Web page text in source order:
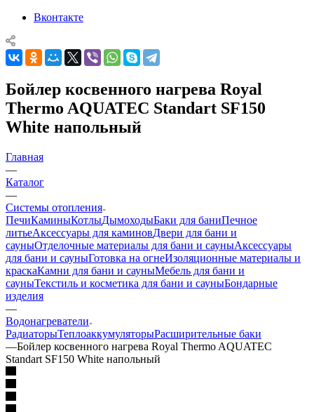
Вконтакте
Бойлер косвенного нагрева Royal
Thermo AQUATEC Standart SF150
White напольный
Главная
—
Каталог
—
Системы отопления
ПечиКаминыКотлыДымоходыБаки для баниПечное
литьеАксессуары для каминовДвери для бани и
сауныОтделочные материалы для бани и сауныАксессуары
для бани и сауныГотовка на огнеИзоляционные материалы и
краскаКамни для бани и сауныМебель для бани и
сауныТекстиль и косметика для бани и сауныБондарные
изделия
—
Водонагреватели
РадиаторыТеплоаккумуляторыРасширительные баки
—Бойлер косвенного нагрева Royal Thermo AQUATEC
Standart SF150 White напольный